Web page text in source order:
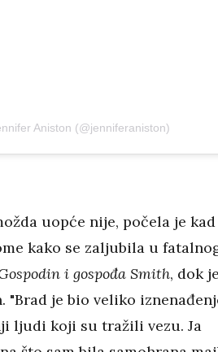
Aniston (@jenniferaniston)
uopće nije, počela je
kako se zaljubila u
i gospođa Smith, dok
"Brad je bio veliko
ljudi koji su tražili vezu. Ja